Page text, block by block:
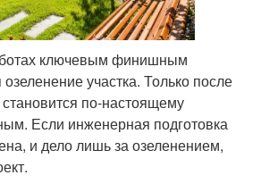
ключевым финишным
участка. Только после
становится по-настоящему
Если инженерная подготовка
и дело лишь за озеленением,